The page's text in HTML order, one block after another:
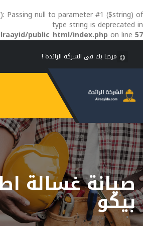
Passing null to parameter #1 ($string) of
type string is deprecated in
public_html/index.php on line 57
مرحبا بك فى الشركة الرائدة !
صيانة غسالة
بيكو